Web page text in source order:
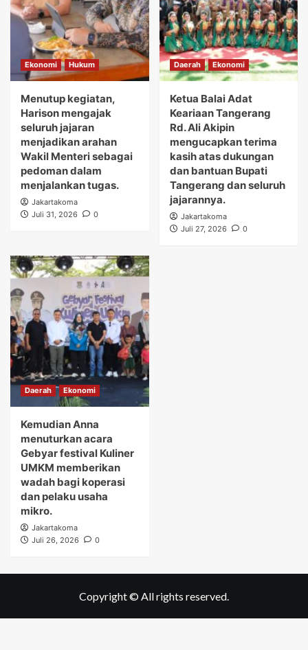
Ekonomi Hukum
Menutup kegiatan,
Harison mengajak
seluruh jajaran
menjadikan arahan
Wakil Menteri sebagai
pedoman dalam
menjalankan tugas.
Jakartakoma
Juli 31, 2026
0
Daerah Ekonomi
Ketua Balai Adat
Keariaan Tangerang
Rd. Ali Akipin
mengucapkan terima
kasih atas dukungan
dan bantuan Bupati
Tangerang dan seluruh
jajarannya.
Jakartakoma
Juli 27, 2026
0
Daerah Ekonomi
Kemudian Anna
menuturkan acara
Gebyar festival Kuliner
UMKM memberikan
wadah bagi koperasi
dan pelaku usaha
mikro.
Jakartakoma
Juli 26, 2026
0
Copyright © All rights reserved.